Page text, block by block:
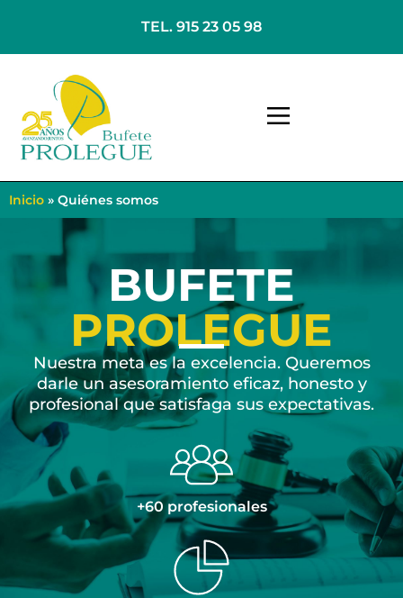
TEL. 915 23 05 98
Inicio » Quiénes somos
BUFETE
PROLEGUE
Nuestra meta es la excelencia. Queremos
darle un asesoramiento eficaz, honesto y
profesional que satisfaga sus expectativas.
+60 profesionales